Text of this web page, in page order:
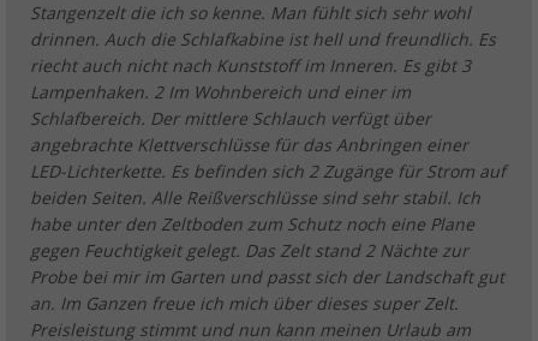
Stangenzelt die ich so kenne. Man fühlt sich sehr wohl
drinnen. Auch die Schlafkabine ist hell und freundlich. Es
riecht auch nicht nach Kunststoff im Inneren. Es gibt 3
Lampenhaken. 2 Im Wohnbereich und einer im
Schlafbereich. Der mittlere Schlauch verfügt über
angebrachte Klettverschlüsse für das Anbringen einer
LED-Lichterkette. Es befinden sich 2 Zugänge für Strom auf
beiden Seiten. Alle Reißverschlüsse sind sehr stabil. Ich
habe unter den Zeltboden zum Schutz noch eine Plane
gegen Feuchtigkeit gelegt. Das Zelt stand 2 Nächte zur
Probe bei mir im Garten und passt sich der Landschaft gut
an. Im Ganzen freue ich mich über dieses super Zelt.
Preisleistung stimmt und nun kann meinen Urlaub am